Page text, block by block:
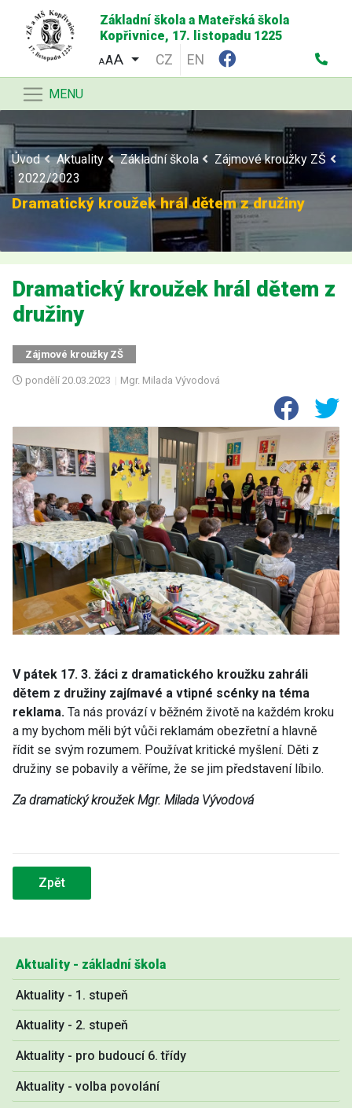
Základní škola a Mateřská škola
Kopřivnice, 17. listopadu 1225
AA CZ EN
MENU
Úvod Aktuality Základní škola
Zájmové kroužky ZŠ
2022/2023
Dramatický kroužek hrál dětem z družiny
Aktuality - základní škola
Aktuality - 1. stupeň
Aktuality - 2. stupeň
Aktuality - pro budoucí 6. třídy
Aktuality - volba povolání
Dramatický kroužek hrál dětem z
družiny
Zájmové kroužky ZŠ
pondělí 20.03.2023 | Mgr. Milada Vývodová
V pátek 17. 3. žáci z dramatického kroužku zahráli
dětem z družiny zajímavé a vtipné scénky na téma
reklama. Ta nás provází v běžném životě na každém kroku
a my bychom měli být vůči reklamám obezřetní a hlavně
řídit se svým rozumem. Používat kritické myšlení. Děti z
družiny se pobavily a věříme, že se jim představení líbilo.
Za dramatický kroužek Mgr. Milada Vývodová
Zpět